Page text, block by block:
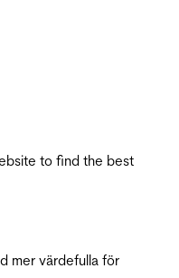
to find the best
mer värdefulla för